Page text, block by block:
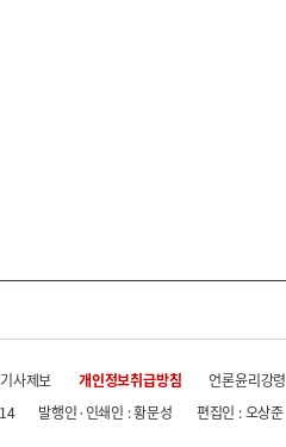
기사제보 개인정보취급방침 언론윤리강령
발행인·인쇄인 : 황문성
편집인 : 오상준